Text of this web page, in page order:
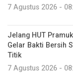
7 Agustus 2026 -
Jelang HUT
Gelar Bakti Bersih
Titik
7 Agustus 2026 -